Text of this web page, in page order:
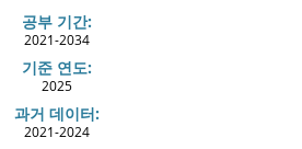
공부 기간:
2021-2034
기준 연도:
2025
과거 데이터:
2021-2024